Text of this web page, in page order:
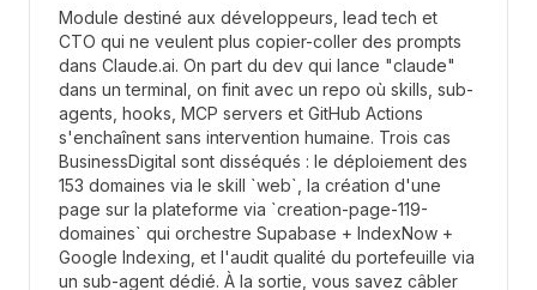
Module destiné aux développeurs, lead tech et
CTO qui ne veulent plus copier-coller des prompts
dans Claude.ai. On part du dev qui lance "claude"
dans un terminal, on finit avec un repo où skills, sub-
agents, hooks, MCP servers et GitHub Actions
s'enchaînent sans intervention humaine. Trois cas
BusinessDigital sont disséqués : le déploiement des
153 domaines via le skill `web`, la création d'une
page sur la plateforme via `creation-page-119-
domaines` qui orchestre Supabase + IndexNow +
Google Indexing, et l'audit qualité du portefeuille via
un sub-agent dédié. À la sortie, vous savez câbler